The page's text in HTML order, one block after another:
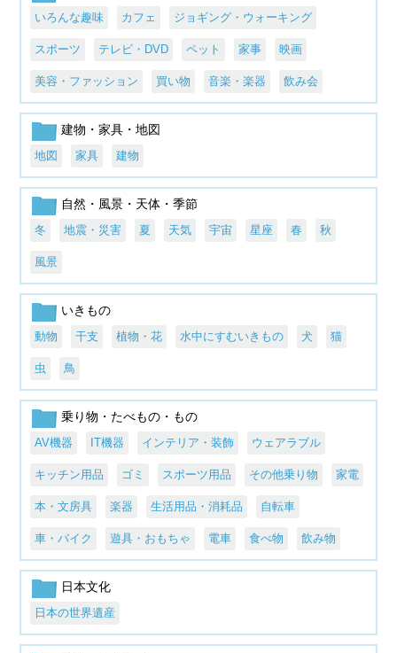
いろんな趣味 カフェ ジョギング・ウォーキング
スポーツ テレビ・DVD ペット 家事 映画
美容・ファッション 買い物 音楽・楽器 飲み会
建物・家具・地図
地図 家具 建物
自然・風景・天体・季節
冬 地震・災害 夏 天気 宇宙 星座 春 秋
風景
いきもの
動物 干支 植物・花 水中にすむいきもの 犬 猫
虫 鳥
乗り物・たべもの・もの
AV機器 IT機器 インテリア・装飾 ウェアラブル
キッチン用品 ゴミ スポーツ用品 その他乗り物 家電
本・文房具 楽器 生活用品・消耗品 自転車
車・バイク 遊具・おもちゃ 電車 食べ物 飲み物
日本文化
日本の世界遺産